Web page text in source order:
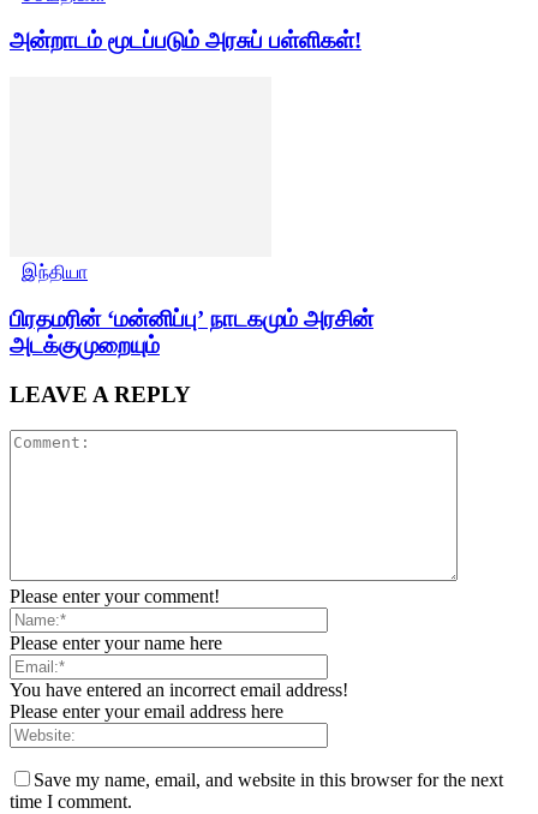
அன்றாடம் மூடப்படும் அரசுப் பள்ளிகள்!
இந்தியா
பிரதமரின் ‘மன்னிப்பு’ நாடகமும் அரசின்
அடக்குமுறையும்
LEAVE A REPLY
Please enter your comment!
Please enter your name here
You have entered an incorrect email address!
Please enter your email address here
Save my name, email, and website in this browser for the next
time I comment.